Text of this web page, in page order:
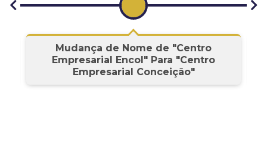
Mudança de Nome de "Centro
Empresarial Encol" Para "Centro
Empresarial Conceição"